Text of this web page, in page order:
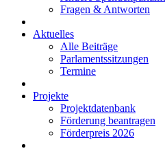
Fragen & Antworten
Aktuelles
Alle Beiträge
Parlamentssitzungen
Termine
Projekte
Projektdatenbank
Förderung beantragen
Förderpreis 2026